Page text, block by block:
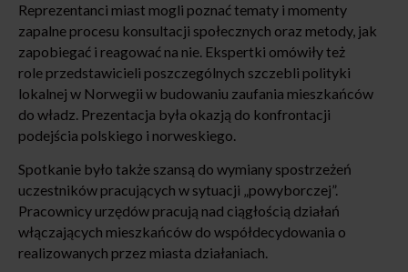
Reprezentanci miast mogli poznać tematy i momenty
zapalne procesu konsultacji społecznych oraz metody, jak
zapobiegać i reagować na nie. Ekspertki omówiły też
role przedstawicieli poszczególnych szczebli polityki
lokalnej w Norwegii w budowaniu zaufania mieszkańców
do władz. Prezentacja była okazją do konfrontacji
podejścia polskiego i norweskiego.
Spotkanie było także szansą do wymiany spostrzeżeń
uczestników pracujących w sytuacji „powyborczej”.
Pracownicy urzędów pracują nad ciągłością działań
włączających mieszkańców do współdecydowania o
realizowanych przez miasta działaniach.